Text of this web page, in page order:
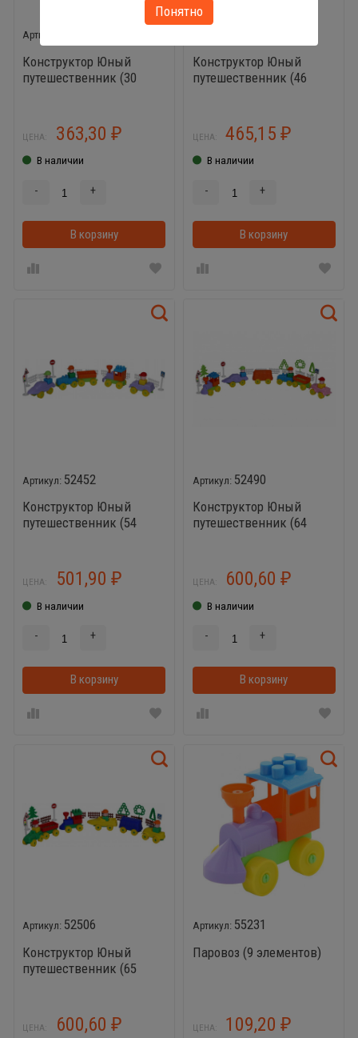
Конструктор Юный
путешественник (30
ЦЕНА: 363,30 ₽
В наличии
- +
В корзину В корзинке
Конструктор Юный
путешественник (46
ЦЕНА: 465,15₽
В наличии
- +
В корзину
52452
Конструктор Юный
путешественник (54
ЦЕНА: 501,90 ₽
В наличии
- +
В корзину В корзинке
52490
Конструктор Юный
путешественник (64
ЦЕНА: 600,60₽
В наличии
- +
В корзину
52506
Конструктор Юный
путешественник (65
ЦЕНА: 600,60 ₽
55231
Паровоз (9 элементов)
ЦЕНА: 109,20₽
Понятно